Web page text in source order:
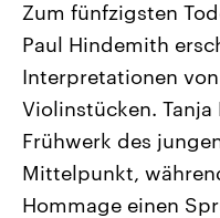
Landtagswahl Sachsen-
2026
Alle Informationen
Sachsen-Anhalt wählt am
September 2026 einen
Landtag. Seit 2021 wird das
Bundesland von einer
Zum fünfzigsten
Paul Hindemith
Interpretationen
Violinstücken. Tanja
Frühwerk des
Mittelpunkt,
Hommage einen